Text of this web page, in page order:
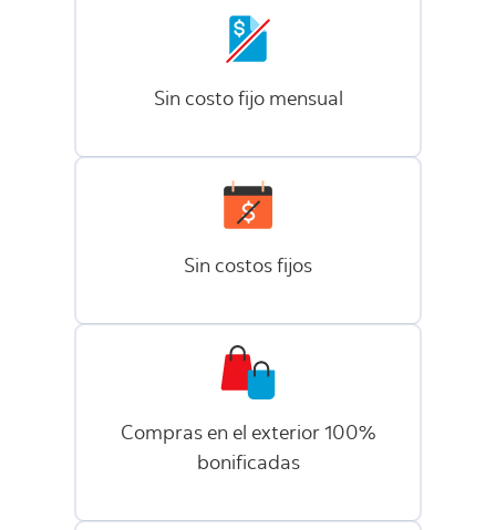
Sin costo fijo mensual
Sin costos fijos
Compras en el exterior 100%
bonificadas